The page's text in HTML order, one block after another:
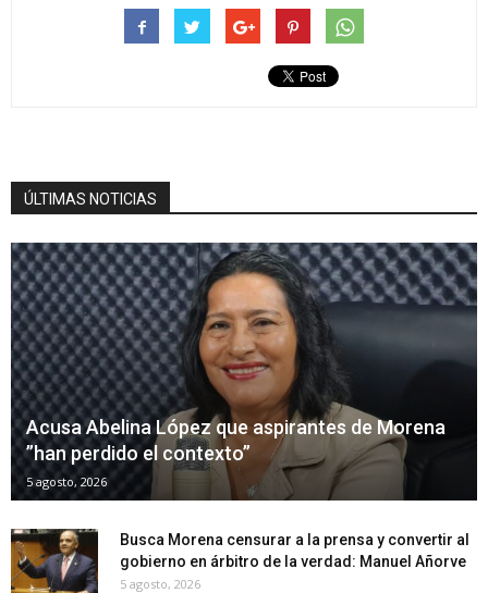
ÚLTIMAS NOTICIAS
Acusa Abelina López que aspirantes de Morena
”han perdido el contexto”
5 agosto, 2026
Busca Morena censurar a la prensa y convertir al
gobierno en árbitro de la verdad: Manuel Añorve
5 agosto, 2026